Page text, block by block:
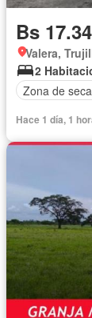
Bs
Valera,
2
Zona de
Hace 1 día, 1